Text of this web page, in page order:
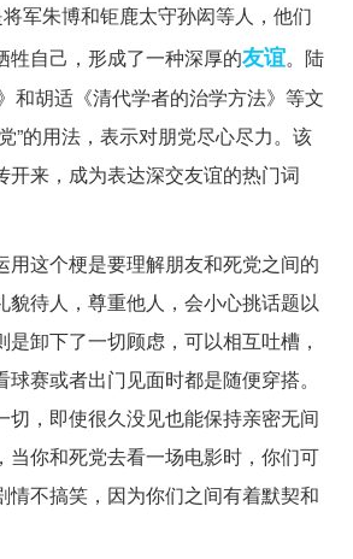
将军朱博和钜鹿太守孙闳等人，他们
牲自己，形成了一种深厚的友谊。陆
和胡适《清代学者的治学方法》等文
”的用法，表示对朋党尽心尽力。该
开来，成为表达深交友谊的热门词
用这个梗是要理解朋友和死党之间的
貌待人，尊重他人，会小心挑话题以
卸下了一切顾虑，可以相互吐槽，
赛或者出门见面时都是随便穿搭。
切，即使很久没见也能保持亲密无间
当你和死党去看一场电影时，你们可
情不搞笑，因为你们之间有着默契和